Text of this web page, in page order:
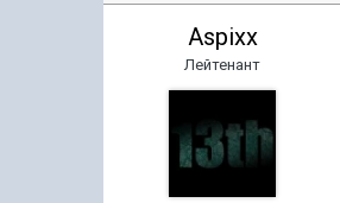
Aspixx
Лейтенант